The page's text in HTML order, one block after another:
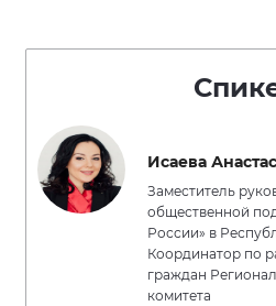
Исаева
Заместитель
общественной
России» в
Координатор по
граждан
комитета